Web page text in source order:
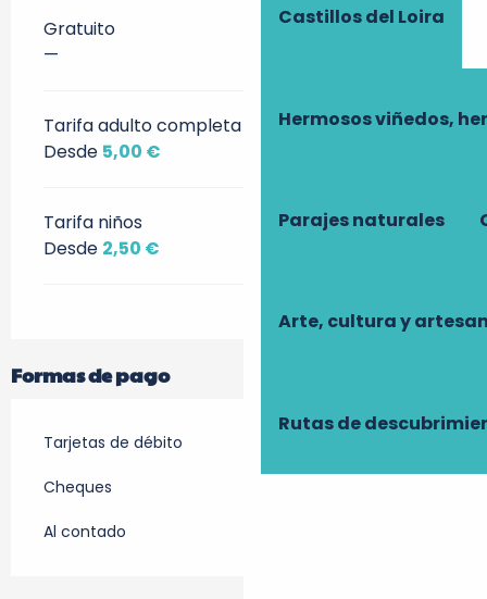
Castillos del Loira
Hermosos viñedos,
Parajes naturales
Arte, cultura y
Rutas de
Gratuito
—
Tarifa adulto completa
Desde 5,00 €
Tarifa niños
Desde 2,50 €
Formas de pago
Tarjetas de débito
Cheques
Al contado